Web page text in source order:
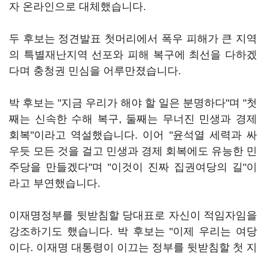
자 온라인으로 대체했습니다.
두 후보는 정견발표 첫머리에서 폭우 피해가 큰 지역
의 특별재난지역 선포와 피해 복구에 최선을 다하겠
다며 충청권 민심을 어루만졌습니다.
박 후보는 "지금 우리가 해야 할 일은 분명하다"며 "첫
째는 신속한 수해 복구, 둘째는 무너진 민생과 경제
회복"이라고 역설했습니다. 이어 "윤석열 세력과 싸
우듯 모든 것을 걸고 민생과 경제 회복에도 유능한 민
주당을 만들겠다"며 "이것이 진짜 집권여당의 길"이
라고 부연했습니다.
이재명정부를 뒷받침할 당대표로 자신이 적임자임을
강조하기도 했습니다. 박 후보는 "이제 우리는 여당
이다. 이재명 대통령이 이끄는 정부를 뒷받침할 첫 지